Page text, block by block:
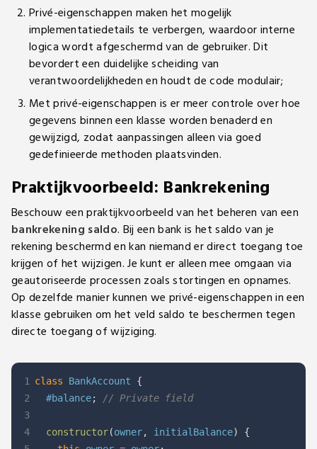
Privé-eigenschappen maken het mogelijk
implementatiedetails te verbergen, waardoor interne
logica wordt afgeschermd van de gebruiker. Dit
bevordert een duidelijke scheiding van
verantwoordelijkheden en houdt de code modulair;
Met privé-eigenschappen is er meer controle over hoe
gegevens binnen een klasse worden benaderd en
gewijzigd, zodat aanpassingen alleen via goed
gedefinieerde methoden plaatsvinden.
Praktijkvoorbeeld: Bankrekening
Beschouw een praktijkvoorbeeld van het beheren van een
bankrekening saldo. Bij een bank is het saldo van je
rekening beschermd en kan niemand er direct toegang toe
krijgen of het wijzigen. Je kunt er alleen mee omgaan via
geautoriseerde processen zoals stortingen en opnames.
Op dezelfde manier kunnen we privé-eigenschappen in een
klasse gebruiken om het veld saldo te beschermen tegen
directe toegang of wijziging.
1
2
3
4
class BankAccount
{
  #balance
; // Private field
constructor(owner, initialBalance)
{